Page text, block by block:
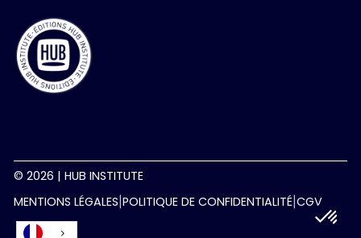
© 2026 | HUB INSTITUTE
MENTIONS LÉGALES POLITIQUE DE CONFIDENTIALITÉ| CGV